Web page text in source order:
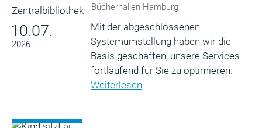
10.07.
2026
Bücherhallen Hamburg
Mit der abgeschlossenen
Systemumstellung haben wir die
Basis geschaffen, unsere Services
fortlaufend für Sie zu optimieren.
Weiterlesen